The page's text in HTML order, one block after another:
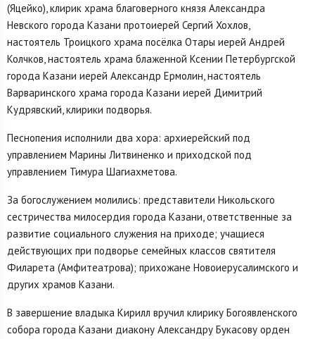
(Яцейко), клирик храма благоверного князя Александра
Невского города Казани протоиерей Сергий Хохлов,
настоятель Троицкого храма посёлка Отары иерей Андрей
Колчков, настоятель храма блаженной Ксении Петербургской
города Казани иерей Александр Ермолин, настоятель
Варваринского храма города Казани иерей Димитрий
Кудрявский, клирики подворья.
Песнопения исполнили два хора: архиерейский под
управлением Марины Литвиненко и приходской под
управлением Тимура Шагиахметова.
За богослужением молились: представители Никольского
сестричества милосердия города Казани, ответственные за
развитие социального служения на приходе; учащиеся
действующих при подворье семейных классов святителя
Филарета (Амфитеатрова); прихожане Новоиерусалимского и
других храмов Казани.
В завершение владыка Кирилл вручил клирику Богоявленского
собора города Казани диакону Александру Букасову орден